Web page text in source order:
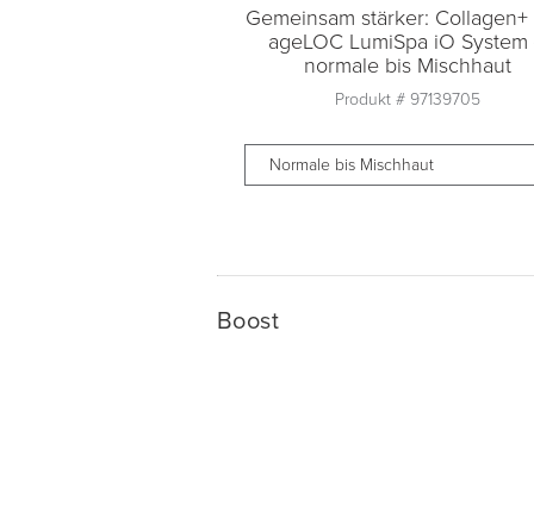
Gemeinsam stärker: Collagen+
ageLOC LumiSpa iO System
normale bis Mischhaut
Produkt # 97139705
Normale bis Mischhaut
Boost